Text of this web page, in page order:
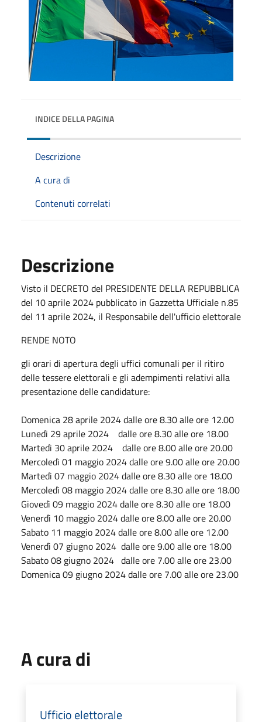
INDICE DELLA PAGINA
Descrizione
A cura di
Contenuti correlati
Descrizione
Visto il DECRETO del PRESIDENTE DELLA REPUBBLICA
del 10 aprile 2024 pubblicato in Gazzetta Ufficiale n.85
del 11 aprile 2024, il Responsabile dell'ufficio elettorale
RENDE NOTO
gli orari di apertura degli uffici comunali per il ritiro
delle tessere elettorali e gli adempimenti relativi alla
presentazione delle candidature:
Domenica 28 aprile 2024 dalle ore 8.30 alle ore 12.00
Lunedì 29 aprile 2024 dalle ore 8.30 alle ore 18.00
Martedì 30 aprile 2024 dalle ore 8.00 alle ore 20.00
Mercoledì 01 maggio 2024 dalle ore 9.00 alle ore 20.00
Martedì 07 maggio 2024 dalle ore 8.30 alle ore 18.00
Mercoledì 08 maggio 2024 dalle ore 8.30 alle ore 18.00
Giovedì 09 maggio 2024 dalle ore 8.30 alle ore 18.00
Venerdì 10 maggio 2024 dalle ore 8.00 alle ore 20.00
Sabato 11 maggio 2024 dalle ore 8.00 alle ore 12.00
Venerdì 07 giugno 2024 dalle ore 9.00 alle ore 18.00
Sabato 08 giugno 2024 dalle ore 7.00 alle ore 23.00
Domenica 09 giugno 2024 dalle ore 7.00 alle ore 23.00
A cura di
Ufficio elettorale